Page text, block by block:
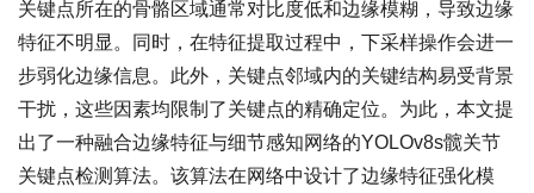
关键点所在的骨骼区域通常对比度低和边缘模糊，导致边缘
特征不明显。同时，在特征提取过程中，下采样操作会进一
步弱化边缘信息。此外，关键点邻域内的关键结构易受背景
干扰，这些因素均限制了关键点的精确定位。为此，本文提
出了一种融合边缘特征与细节感知网络的YOLOv8s髋关节
关键点检测算法。该算法在网络中设计了边缘特征强化模